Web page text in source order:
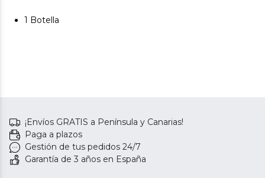
1 Botella
¡Envíos GRATIS a Península y Canarias!
Paga a plazos
Gestión de tus pedidos 24/7
Garantía de 3 años en España